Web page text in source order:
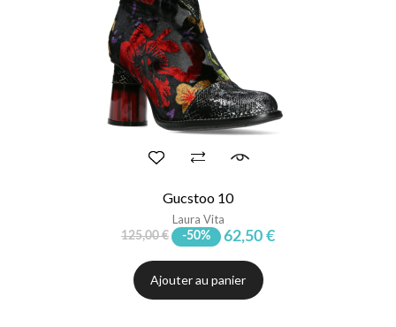
Gucstoo 10
Laura Vita
125,00 € -50% 62,50 €
Ajouter au panier